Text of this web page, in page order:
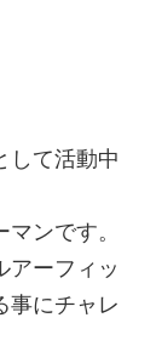
して活動中
ンです。
アーフィッ
事にチャレ